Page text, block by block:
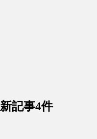
記事4件